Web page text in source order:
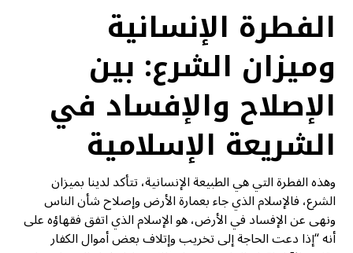
الفطرة الإنسانية
وميزان الشرع: بين
الإصلاح والإفساد في
الشريعة الإسلامية
وهذه الفطرة التي هي الطبيعة الإنسانية، تتأكد لدينا بميزان
الشرع، فالإسلام الذي جاء بعمارة الأرض وإصلاح شأن الناس
ونهى عن الإفساد في الأرض، هو الإسلام الذي اتفق فقهاؤه على
أنه “إذا دعت الحاجة إلى تخريب وإتلاف بعض أموال الكفار